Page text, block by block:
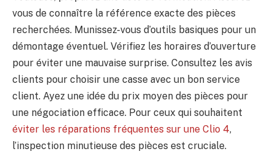
vous de connaître la référence exacte des pièces
recherchées. Munissez-vous d’outils basiques pour un
démontage éventuel. Vérifiez les horaires d’ouverture
pour éviter une mauvaise surprise. Consultez les avis
clients pour choisir une casse avec un bon service
client. Ayez une idée du prix moyen des pièces pour
une négociation efficace. Pour ceux qui souhaitent
éviter les réparations fréquentes sur une Clio 4,
l’inspection minutieuse des pièces est cruciale.